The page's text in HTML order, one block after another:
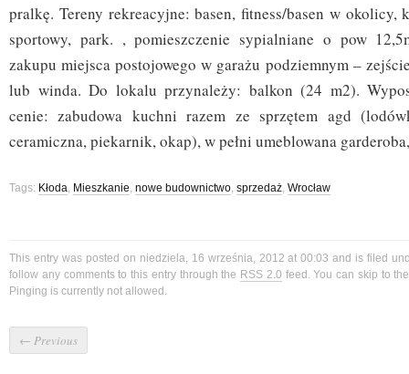
pralkę. Tereny rekreacyjne: basen, fitness/basen w okolicy,
sportowy, park. , pomieszczenie sypialniane o pow
zakupu miejsca postojowego w garażu podziemnym –
lub winda. Do lokalu przynależy: balkon (24 m2).
cenie: zabudowa kuchni razem ze sprzętem agd
ceramiczna, piekarnik, okap), w pełni umeblowana
Tags: Kłoda, Mieszkanie, nowe budownictwo, sprzedaż, Wrocław
This entry was posted on niedziela, 16 września, 2012 at 00:03 and is filed
follow any comments to this entry through the RSS 2.0 feed. You can skip to
Pinging is currently not allowed.
← Previous